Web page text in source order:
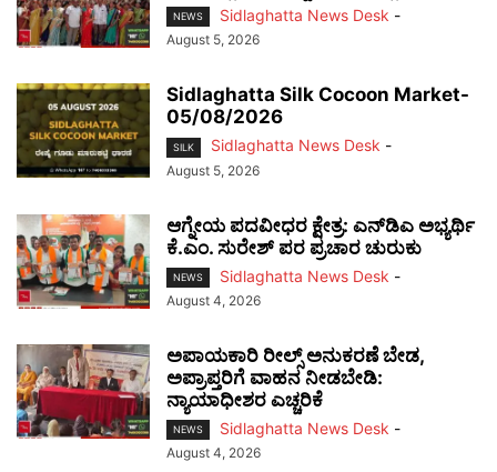
NEWS Sidlaghatta News Desk -
August 5, 2026
Sidlaghatta Silk Cocoon Market-
05/08/2026
SILK Sidlaghatta News Desk -
August 5, 2026
ಆಗ್ನೇಯ ಪದವೀಧರ ಕ್ಷೇತ್ರ: ಎನ್‌ಡಿಎ ಅಭ್ಯರ್ಥಿ
ಕೆ.ಎಂ. ಸುರೇಶ್ ಪರ ಪ್ರಚಾರ ಚುರುಕು
NEWS Sidlaghatta News Desk -
August 4, 2026
ಅಪಾಯಕಾರಿ ರೀಲ್ಸ್ ಅನುಕರಣೆ ಬೇಡ,
ಅಪ್ರಾಪ್ತರಿಗೆ ವಾಹನ ನೀಡಬೇಡಿ:
ನ್ಯಾಯಾಧೀಶರ ಎಚ್ಚರಿಕೆ
NEWS Sidlaghatta News Desk -
August 4, 2026